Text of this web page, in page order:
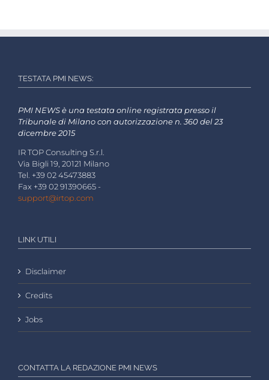
TESTATA PMI NEWS:
PMI NEWS è una testata online registrata presso il
Tribunale di Milano con autorizzazione n. 360 del 23
dicembre 2015
IR TOP Consulting S.r.l.
Via Bigli 19, 20121 Milano
Tel. +39 02 45473883
Fax +39 02 91390665 -
support@irtop.com
LINK UTILI
Disclaimer
Credits
Jobs
CONTATTA LA REDAZIONE PMI NEWS